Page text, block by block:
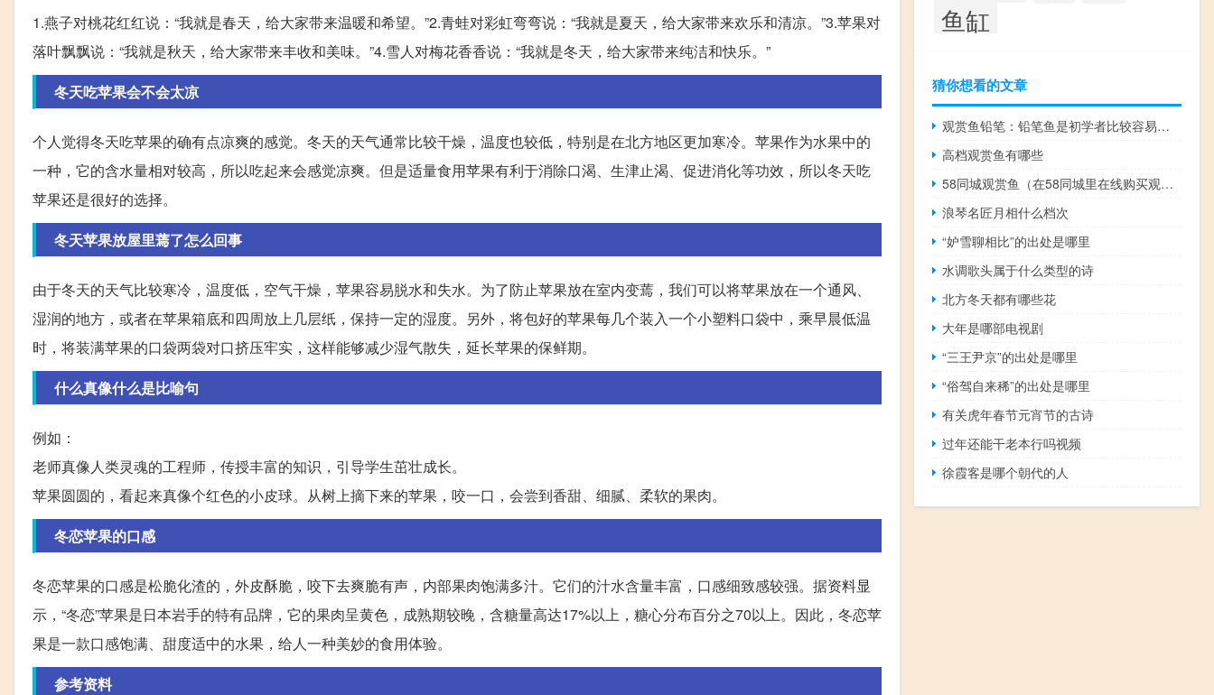
1.燕子对桃花红红说：“我就是春天，给大家带来温暖和希望。”2.青蛙对彩虹弯弯说：“我就是夏天，给大家带来欢乐和清凉。”3.苹果对
落叶飘飘说：“我就是秋天，给大家带来丰收和美味。”4.雪人对梅花香香说：“我就是冬天，给大家带来纯洁和快乐。”
冬天吃苹果会不会太凉
个人觉得冬天吃苹果的确有点凉爽的感觉。冬天的天气通常比较干燥，温度也较低，特别是在北方地区更加寒冷。苹果作为水果中的
一种，它的含水量相对较高，所以吃起来会感觉凉爽。但是适量食用苹果有利于消除口渴、生津止渴、促进消化等功效，所以冬天吃
苹果还是很好的选择。
冬天苹果放屋里蔫了怎么回事
由于冬天的天气比较寒冷，温度低，空气干燥，苹果容易脱水和失水。为了防止苹果放在室内变蔫，我们可以将苹果放在一个通风、
湿润的地方，或者在苹果箱底和四周放上几层纸，保持一定的湿度。另外，将包好的苹果每几个装入一个小塑料口袋中，乘早晨低温
时，将装满苹果的口袋两袋对口挤压牢实，这样能够减少湿气散失，延长苹果的保鲜期。
什么真像什么是比喻句
例如：
老师真像人类灵魂的工程师，传授丰富的知识，引导学生茁壮成长。
苹果圆圆的，看起来真像个红色的小皮球。从树上摘下来的苹果，咬一口，会尝到香甜、细腻、柔软的果肉。
冬恋苹果的口感
冬恋苹果的口感是松脆化渣的，外皮酥脆，咬下去爽脆有声，内部果肉饱满多汁。它们的汁水含量丰富，口感细致感较强。据资料显
示，“冬恋”苹果是日本岩手的特有品牌，它的果肉呈黄色，成熟期较晚，含糖量高达17%以上，糖心分布百分之70以上。因此，冬恋苹
果是一款口感饱满、甜度适中的水果，给人一种美妙的食用体验。
参考资料
鱼缸
猜你想看的文章
观赏鱼铅笔：铅笔鱼是初学者比较容易饲养的观赏鱼
高档观赏鱼有哪些
58同城观赏鱼（在58同城里在线购买观赏鱼靠谱吗？）
浪琴名匠月相什么档次
“妒雪聊相比”的出处是哪里
水调歌头属于什么类型的诗
北方冬天都有哪些花
大年是哪部电视剧
“三王尹京”的出处是哪里
“俗驾自来稀”的出处是哪里
有关虎年春节元宵节的古诗
过年还能干老本行吗视频
徐霞客是哪个朝代的人